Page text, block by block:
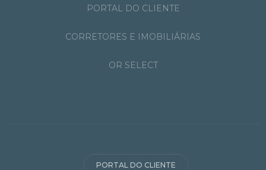
PORTAL DO CLIENTE
CORRETORES E IMOBILIÁRIAS
OR SELECT
PORTAL DO CLIENTE